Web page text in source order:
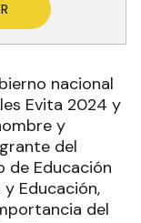
nacional
Evita 2024 y
y
del
de Educación
Educación,
del